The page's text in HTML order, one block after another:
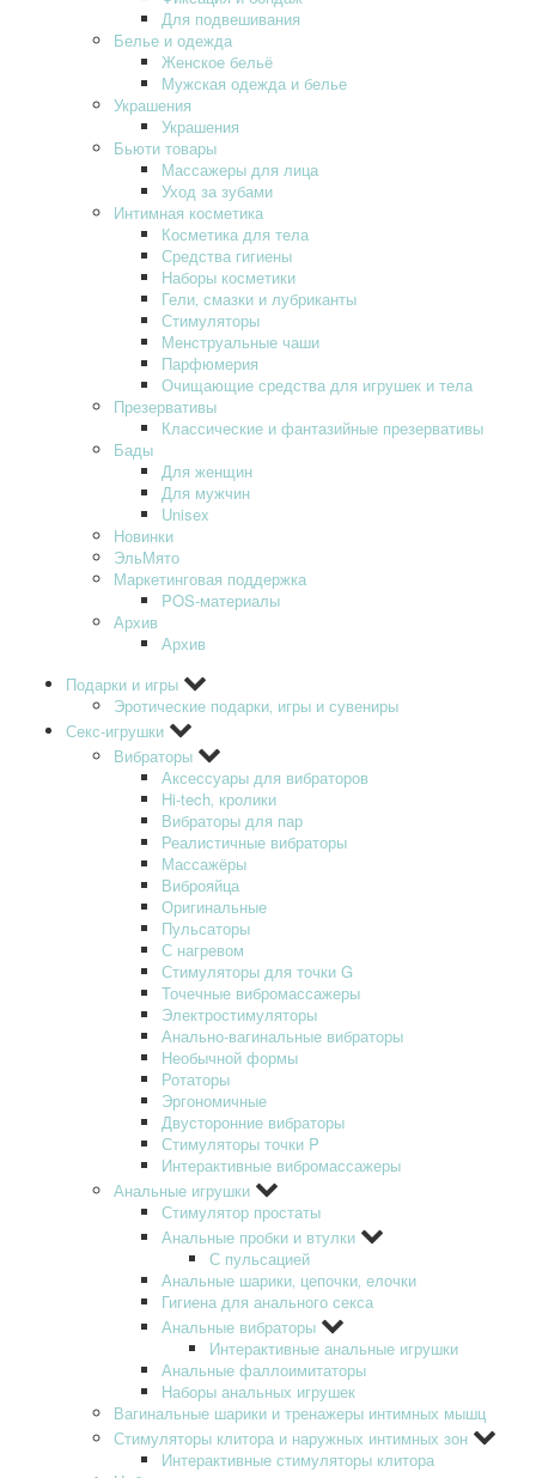
Для подвешивания
Белье и одежда
Женское бельё
Мужская одежда и белье
Украшения
Украшения
Бьюти товары
Массажеры для лица
Уход за зубами
Интимная косметика
Косметика для тела
Средства гигиены
Наборы косметики
Гели‚ смазки и лубриканты
Стимуляторы
Менструальные чаши
Парфюмерия
Очищающие средства для игрушек и тела
Презервативы
Классические и фантазийные презервативы
Бады
Для женщин
Для мужчин
Unisex
Новинки
ЭльМято
Маркетинговая поддержка
POS-материалы
Архив
Архив
Подарки и игры
Эротические подарки‚ игры и сувениры
Секс-игрушки
Вибраторы
Аксессуары для вибраторов
Hi-tech‚ кролики
Вибраторы для пар
Реалистичные вибраторы
Массажёры
Виброяйца
Оригинальные
Пульсаторы
С нагревом
Стимуляторы для точки G
Точечные вибромассажеры
Электростимуляторы
Анально-вагинальные вибраторы
Необычной формы
Ротаторы
Эргономичные
Двусторонние вибраторы
Стимуляторы точки P
Интерактивные вибромассажеры
Анальные игрушки
Стимулятор простаты
Анальные пробки и втулки
С пульсацией
Анальные шарики‚ цепочки‚ елочки
Гигиена для анального секса
Анальные вибраторы
Интерактивные анальные игрушки
Анальные фаллоимитаторы
Наборы анальных игрушек
Вагинальные шарики и тренажеры интимных мышц
Стимуляторы клитора и наружных интимных зон
Интерактивные стимуляторы клитора